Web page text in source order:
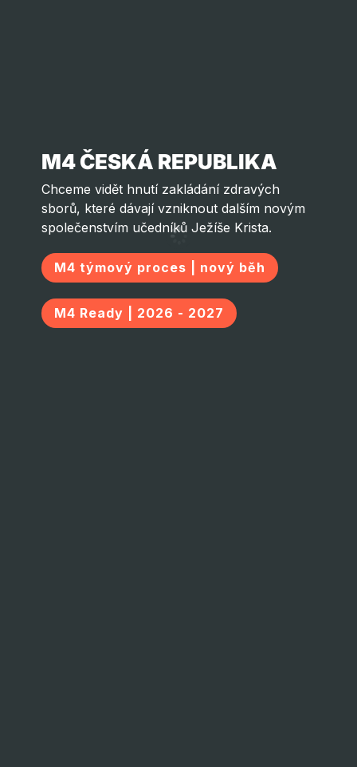
M4 ČESKÁ REPUBLIKA
Chceme vidět hnutí zakládání zdravých
sborů, které dávají vzniknout dalším novým
společenstvím učedníků Ježíše Krista.
M4 týmový proces | nový běh
M4 Ready | 2026 - 2027